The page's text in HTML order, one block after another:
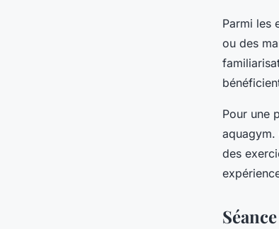
Parmi les
ou des
Pour une
aquagym.
des